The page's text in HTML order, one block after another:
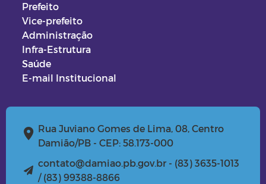
Prefeito
Vice-prefeito
Administração
Infra-Estrutura
Saúde
E-mail Institucional
Rua Juviano Gomes de Lima, 08, Centro
Damião/PB - CEP: 58.173-000
contato@damiao.pb.gov.br - (83) 3635-1013
/ (83) 99388-8866